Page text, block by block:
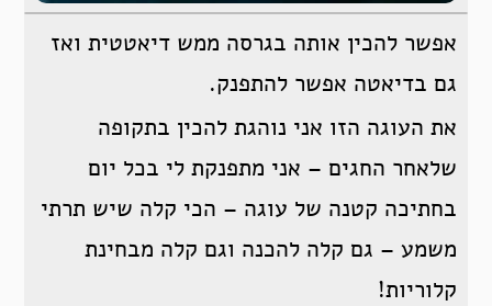
אפשר להכין אותה בגרסה ממש דיאטטית ואז
גם בדיאטה אפשר להתפנק.
את העוגה הזו אני נוהגת להכין בתקופה
שלאחר החגים – אני מתפנקת לי בכל יום
בחתיכה קטנה של עוגה – הכי קלה שיש תרתי
משמע – גם קלה להכנה וגם קלה מבחינת
קלוריות!